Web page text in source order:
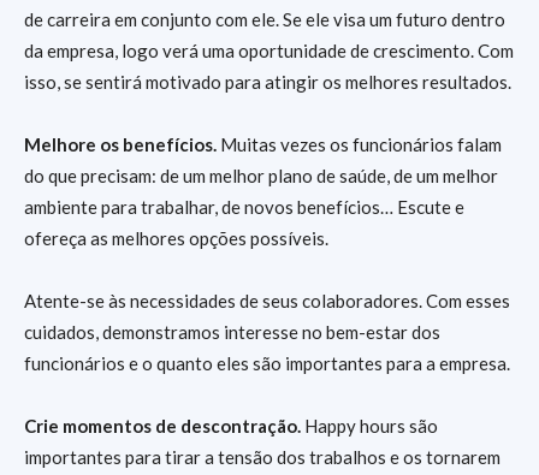
de carreira em conjunto com ele. Se ele visa um futuro dentro
da empresa, logo verá uma oportunidade de crescimento. Com
isso, se sentirá motivado para atingir os melhores resultados.
Melhore os benefícios. Muitas vezes os funcionários falam
do que precisam: de um melhor plano de saúde, de um melhor
ambiente para trabalhar, de novos benefícios… Escute e
ofereça as melhores opções possíveis.
Atente-se às necessidades de seus colaboradores. Com esses
cuidados, demonstramos interesse no bem-estar dos
funcionários e o quanto eles são importantes para a empresa.
Crie momentos de descontração. Happy hours são
importantes para tirar a tensão dos trabalhos e os tornarem